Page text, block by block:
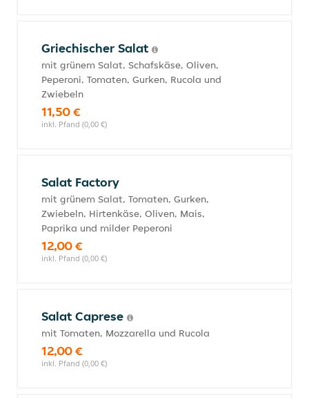
Griechischer Salat
mit grünem Salat, Schafskäse, Oliven,
Peperoni, Tomaten, Gurken, Rucola und
Zwiebeln
11,50 €
inkl. Pfand (0,00 €)
Salat Factory
mit grünem Salat, Tomaten, Gurken,
Zwiebeln, Hirtenkäse, Oliven, Mais,
Paprika und milder Peperoni
12,00 €
inkl. Pfand (0,00 €)
Salat Caprese
mit Tomaten, Mozzarella und Rucola
12,00 €
inkl. Pfand (0,00 €)